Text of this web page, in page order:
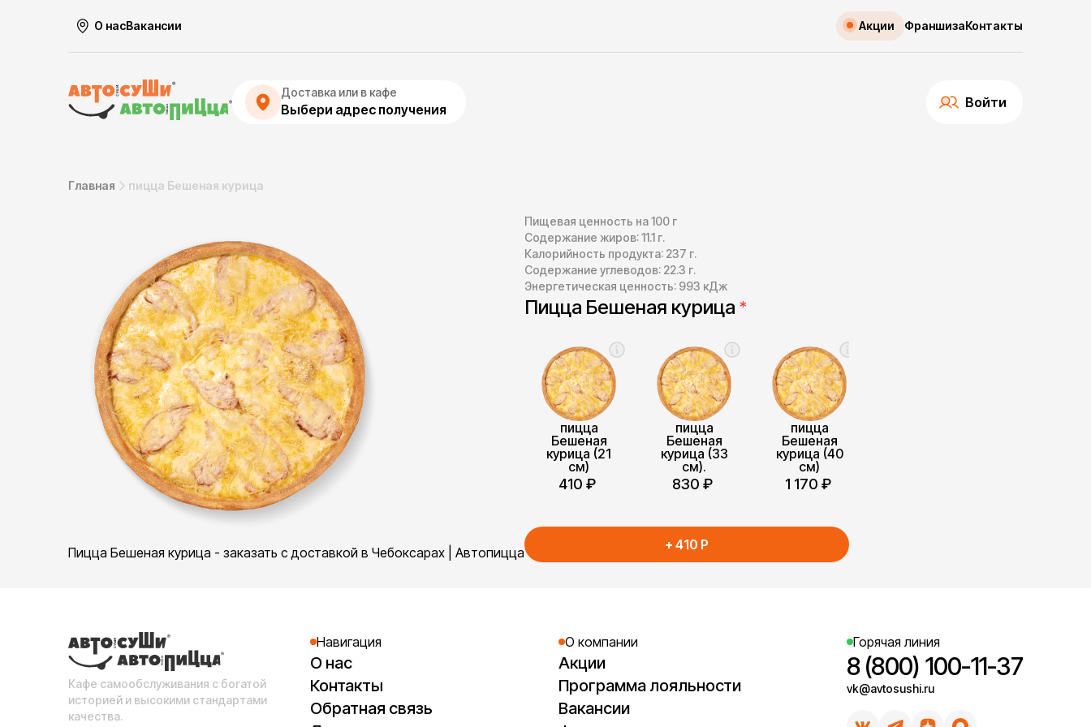
О насВакансии Акции ФраншизаКонтакты
Доставка или в кафе
Выбери адрес получения Войти
Главная пицца Бешеная курица
Пицца Бешеная курица - заказать с доставкой в Чебоксарах | Автопицца
Пищевая ценность на 100 г
Содержание жиров:11.1 г.
Калорийность продукта: 237 г.
Содержание углеводов: 22.3 г.
Энергетическая ценность: 993 кДж
Пицца Бешеная курица *
пицца
Бешеная
курица (21
см)
410 ₽
пицца
Бешеная
курица (33
см).
830 ₽
пицца
Бешеная
курица (40
см)
1 170 ₽
+ 410 P
Кафе самообслуживания с богатой
историей и высокими стандартами
качества.
Навигация
О нас
Контакты
Обратная связь
О компании
Акции
Программа лояльности
Вакансии
Горячая линия
8 (800) 100-11-37
vk@avtosushi.ru